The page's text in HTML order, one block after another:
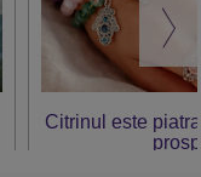
Citrinul este